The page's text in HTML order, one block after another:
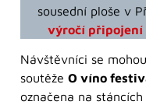
sousední ploše v
výročí připojení
Návštěvníci se
soutěže O víno
označena na